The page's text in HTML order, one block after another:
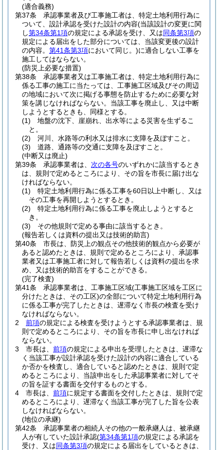
(適合義務)
第37条
承認事業者及び工事施工者は、特定土地利用行為に
ついて、設計承認を受けた設計の内容(当該設計の変更に関
し第34条第1項の規定による承認を受け、又は同条第3項の
規定による届出をした部分については、当該変更後の設計
の内容。 第41条第3項において同じ。)に適合しない工事を
施工してはならない。
(防災上必要な措置)
第38条
承認事業者又は工事施工者は、特定土地利用行為に
係る工事の施工に当たっては、工事施工区域及びその周辺
の地域において次に掲げる事態を防止するために必要な対
策を講じなければならない。 当該工事を廃止し、又は中断
しようとするときも、同様とする。
(1)
地盤の沈下、崖崩れ、出水等による災害を生ずるこ
と。
(2)
河川、水路等の利水又は排水に支障を及ぼすこと。
(3)
道路、通路等の交通に支障を及ぼすこと。
(中断又は廃止)
第39条
承認事業者は、 次の各号のいずれかに該当するとき
は、規則で定めるところにより、その旨を市長に届け出な
ければならない。
(1)
特定土地利用行為に係る工事を60日以上中断し、又は
その工事を再開しようとするとき。
(2)
特定土地利用行為に係る工事を廃止しようとすると
き。
(3)
その他規則で定める事由に該当するとき。
(報告若しくは資料の提出又は技術的助言)
第40条
市長は、防災上の観点その他技術的観点から必要が
あると認めたときは、規則で定めるところにより、承認事
業者又は工事施工者に対して報告若しくは資料の提出を求
め、又は技術的助言をすることができる。
(完了検査)
第41条
承認事業者は、工事施工区域(工事施工区域を工区に
分けたときは、その工区)の全部について特定土地利用行為
に係る工事が完了したときは、遅滞なく市長の検査を受け
なければならない。
2
前項の規定による検査を受けようとする承認事業者は、規
則で定めるところにより、その旨を市長に申し出なければ
ならない。
3
市長は、 前項の規定による申出を受理したときは、遅滞な
く当該工事が設計承認を受けた設計の内容に適合している
か否かを検査し、適合していると認めたときは、規則で定
めるところにより、当該申出をした承認事業者に対してそ
の旨を証する書面を交付するものとする。
4
市長は、 前項に規定する書面を交付したときは、規則で定
めるところにより、遅滞なく当該工事が完了した旨を公表
しなければならない。
(地位の承継)
第42条
承認事業者の相続人その他の一般承継人は、被承継
人が有していた設計承認(第34条第1項の規定による承認を
受け、又は同条第3項の規定による届出をしているときは、